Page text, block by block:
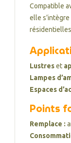
Compatible
elle
Lustreset
Lampes
Espaces
Points
Remplace :